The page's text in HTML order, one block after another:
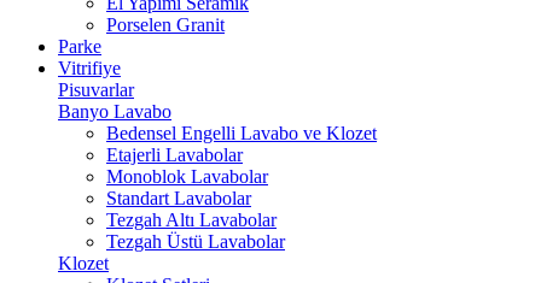
Porselen Granit
Parke
Vitrifiye
Pisuvarlar
Banyo Lavabo
Bedensel Engelli Lavabo ve Klozet
Etajerli Lavabolar
Monoblok Lavabolar
Standart Lavabolar
Tezgah Altı Lavabolar
Tezgah Üstü Lavabolar
Klozet